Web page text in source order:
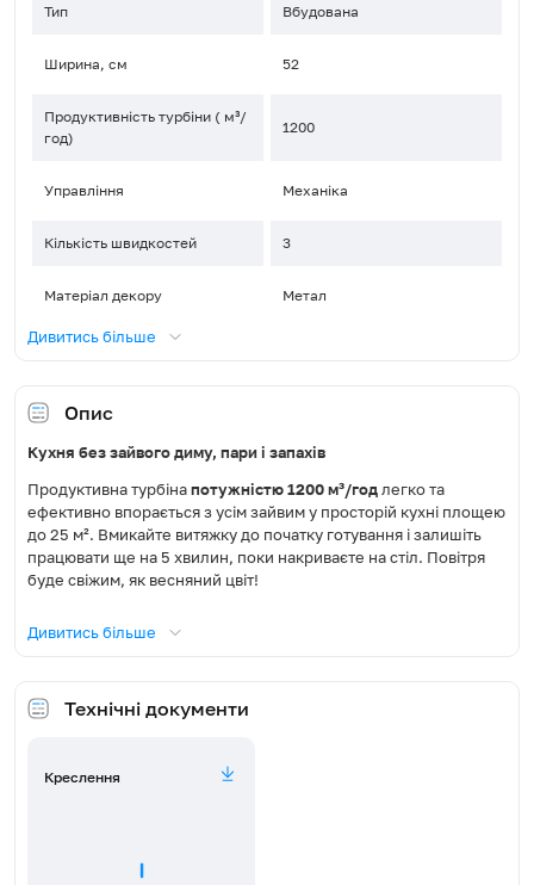
Тип Вбудована
Ширина, см 52
Продуктивність турбіни ( м³/
год)
1200
Управління Механіка
Кількість швидкостей 3
Матеріал декору Метал
Тип освітлення
Освітлення, Вт
Діаметр повітропроводу, мм 150
Режим роботи Відведення / Рециркуляція
Фільтр жировий Алюмінієвий
фільтра
Максимальна споживана
Розмір довжина (Д), мм
Дивитись більше
Опис
Кухня без зайвого диму, пари і запахів
Продуктивна турбінапотужністю 1200 м³/годлегко та
ефективно впорається з усім зайвим у просторій кухні площею
до 25 м². Вмикайте витяжку до початку готування і залишіть
працювати ще на 5 хвилин, поки накриваєте на стіл. Повітря
буде свіжим, як весняний цвіт!
високоякісною порошковою фарбою, стійкою до зовнішніх
впливів. Мінімум декору, прості форми, практичність і
комфортний і гармонійний простір в кухні.
одну із 3 швидкостей очищення повітря. Вибирайте
Дивитись більше
Технічні документи
Креслення